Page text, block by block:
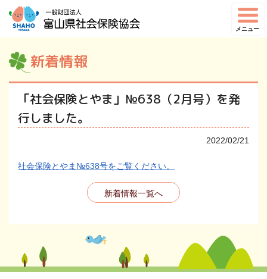
メニュー
新着情報
「社会保険とやま」№638（2月号）を発
行しました。
2022/02/21
社会保険とやま№638号をご覧ください。
新着情報一覧へ